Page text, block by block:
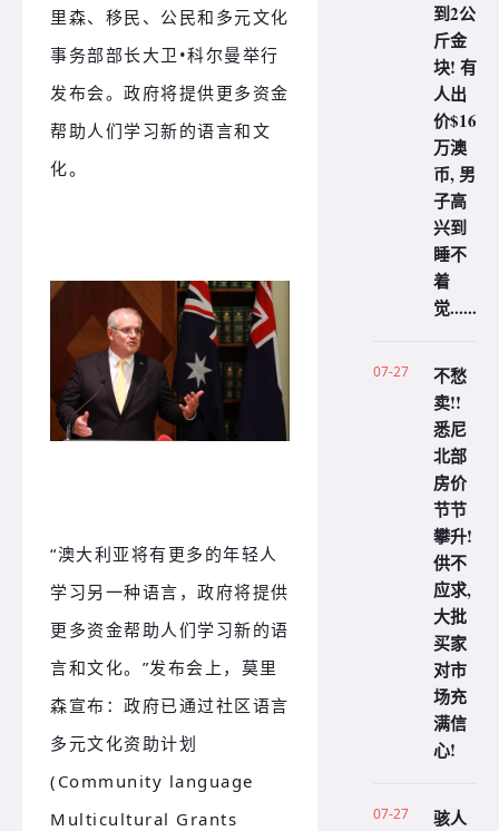
里森、移民、公民和多元文化
事务部部长大卫•科尔曼举行
发布会。政府将提供更多资金
帮助人们学习新的语言和文
化。
“澳大利亚将有更多的年轻人
学习另一种语言，政府将提供
更多资金帮助人们学习新的语
言和文化。”发布会上，莫里
森宣布：政府已通过社区语言
多元文化资助计划
(Community language
Multicultural Grants
到2公
斤金
块! 有
人出
价$16
万澳
币, 男
子高
兴到
睡不
着
觉......
07-27
不愁
卖!!
悉尼
北部
房价
节节
攀升!
供不
应求,
大批
买家
对市
场充
满信
心!
07-27
骇人